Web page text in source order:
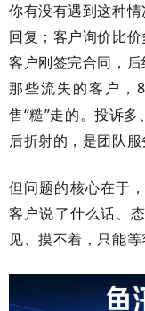
你有没有遇到这种
回复；客户询价比
客户刚签完合同，
那些流失的客户，
售“糙”走的。投诉
后折射的，是团队服
但问题的核心在于
客户说了什么话、
见、摸不着，只能等